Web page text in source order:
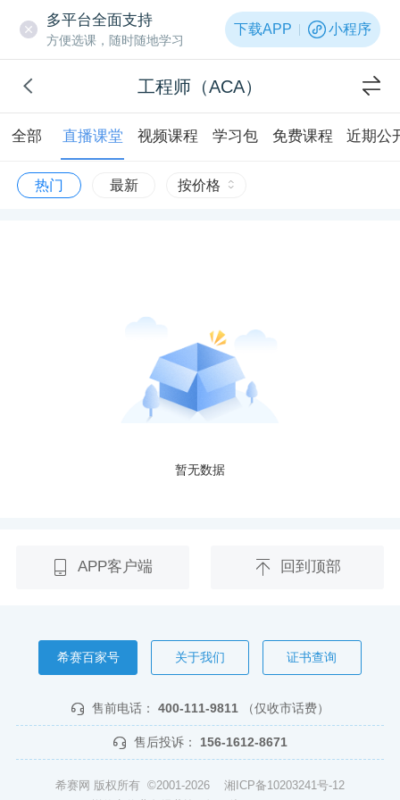
多平台全面支持
方便选课，随时随地学习
下载APP 小程序
工程师（ACA）
全部 直播课堂 视频课程 学习包 免费课程 近期公
热门 最新 按价格
暂无数据
APP客户端 回到顶部
希赛百家号 关于我们 证书查询
售前电话： 400-111-9811 （仅收市话费）
售后投诉： 156-1612-8671
希赛网 版权所有 ©2001-2026 湘ICP备10203241号-12